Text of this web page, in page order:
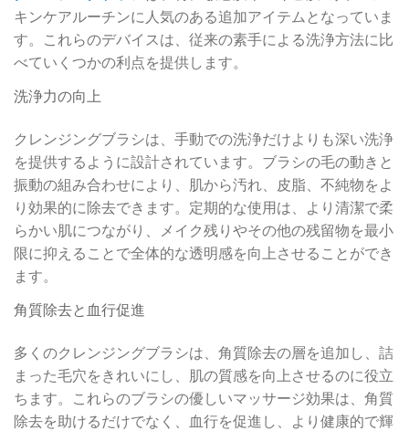
キンケアルーチンに人気のある追加アイテムとなっていま
す。これらのデバイスは、従来の素手による洗浄方法に比
べていくつかの利点を提供します。
洗浄力の向上
クレンジングブラシは、手動での洗浄だけよりも深い洗浄
を提供するように設計されています。ブラシの毛の動きと
振動の組み合わせにより、肌から汚れ、皮脂、不純物をよ
り効果的に除去できます。定期的な使用は、より清潔で柔
らかい肌につながり、メイク残りやその他の残留物を最小
限に抑えることで全体的な透明感を向上させることができ
ます。
角質除去と血行促進
多くのクレンジングブラシは、角質除去の層を追加し、詰
まった毛穴をきれいにし、肌の質感を向上させるのに役立
ちます。これらのブラシの優しいマッサージ効果は、角質
除去を助けるだけでなく、血行を促進し、より健康的で輝